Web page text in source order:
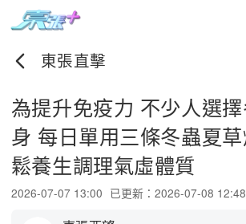
東張直擊
為提升免疫力 不少人選
身 每日單用三條冬蟲夏
鬆養生調理氣虛體質
2026-07-07 13:00 已更新：2026-07-08 12:48